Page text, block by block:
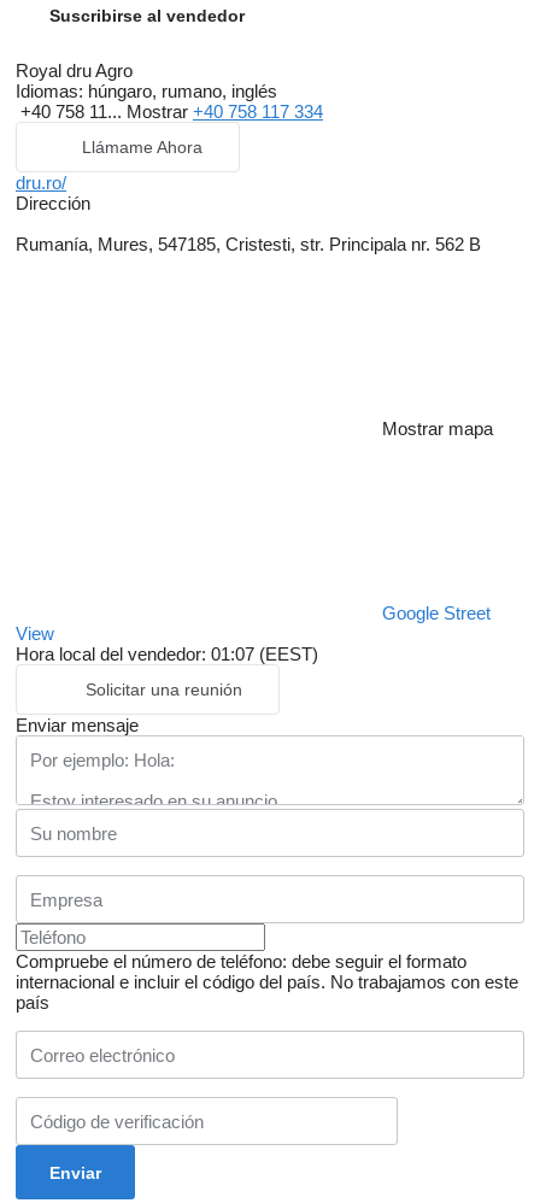
Suscribirse al vendedor
Royal dru Agro
Idiomas: húngaro, rumano, inglés
+40 758 11... Mostrar +40 758 117 334
Llámame Ahora
dru.ro/
Dirección
Rumanía, Mures, 547185, Cristesti, str. Principala nr. 562 B
Mostrar mapa
Google Street
View
Hora local del vendedor: 01:07 (EEST)
Solicitar una reunión
Enviar mensaje
Compruebe el número de teléfono: debe seguir el formato
internacional e incluir el código del país. No trabajamos con este
país